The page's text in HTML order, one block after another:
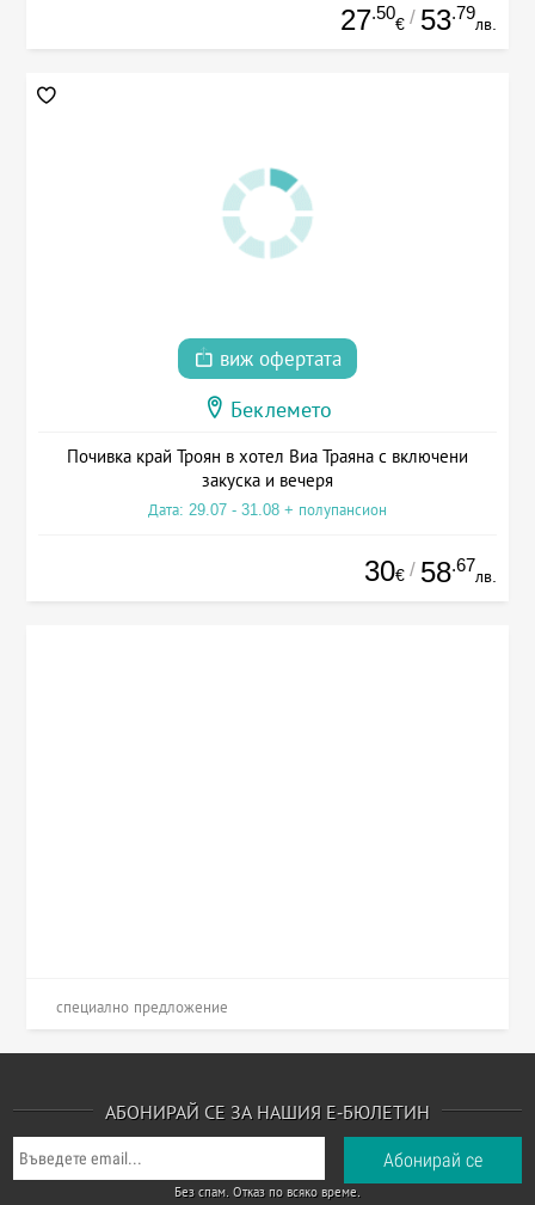
27.50
€ / 53.79
лв.
виж офертата
Беклемето
Почивка край Троян в хотел Виа Траяна с включени
закуска и вечеря
Дата: 29.07 - 31.08 + полупансион
30€ / 58.67
лв.
специално предложение
АБОНИРАЙ СЕ ЗА НАШИЯ Е-БЮЛЕТИН
Без спам. Отказ по всяко време.